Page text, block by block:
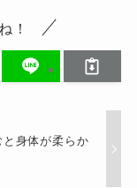
！
と身体が柔らか